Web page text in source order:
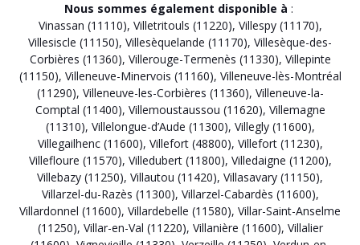
Nous sommes également disponible à :
Vinassan (11110), Villetritouls (11220), Villespy (11170),
Villesiscle (11150), Villesèquelande (11170), Villesèque-des-
Corbières (11360), Villerouge-Termenès (11330), Villepinte
(11150), Villeneuve-Minervois (11160), Villeneuve-lès-Montréal
(11290), Villeneuve-les-Corbières (11360), Villeneuve-la-
Comptal (11400), Villemoustaussou (11620), Villemagne
(11310), Villelongue-d’Aude (11300), Villegly (11600),
Villegailhenc (11600), Villefort (48800), Villefort (11230),
Villefloure (11570), Villedubert (11800), Villedaigne (11200),
Villebazy (11250), Villautou (11420), Villasavary (11150),
Villarzel-du-Razès (11300), Villarzel-Cabardès (11600),
Villardonnel (11600), Villardebelle (11580), Villar-Saint-Anselme
(11250), Villar-en-Val (11220), Villanière (11600), Villalier